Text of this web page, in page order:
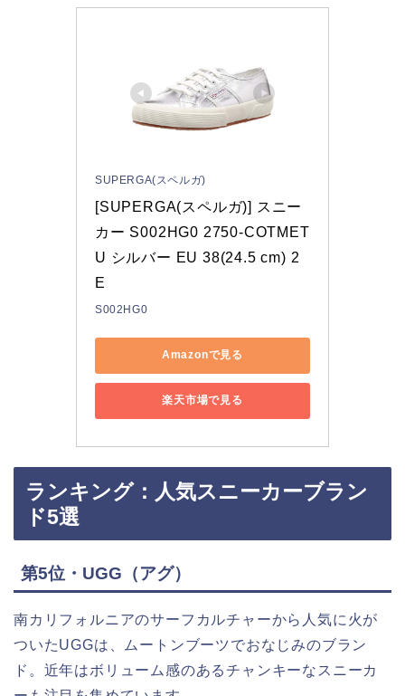
SUPERGA(スペルガ)
[SUPERGA(スペルガ)] スニー
カー S002HG0 2750-COTMET
U シルバー EU 38(24.5 cm) 2
E
S002HG0
Amazonで見る
楽天市場で見る
ランキング：人気スニーカーブラン
ド5選
第5位・UGG（アグ）
南カリフォルニアのサーフカルチャーから人気に火が
ついたUGGは、ムートンブーツでおなじみのブラン
ド。近年はボリューム感のあるチャンキーなスニーカ